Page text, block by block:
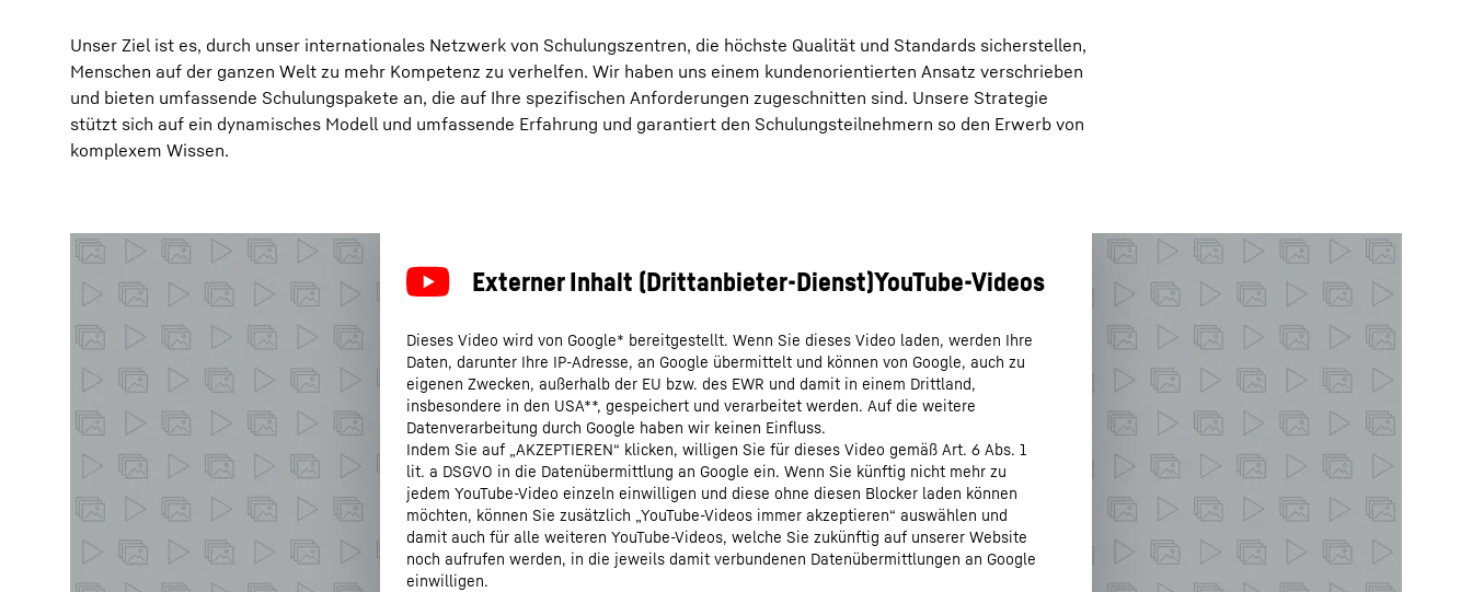
Unser Ziel ist es, durch unser internationales Netzwerk von Schulungszentren, die höchste Qualität und Standards sicherstellen,
Menschen auf der ganzen Welt zu mehr Kompetenz zu verhelfen. Wir haben uns einem kundenorientierten Ansatz verschrieben
und bieten umfassende Schulungspakete an, die auf Ihre spezifischen Anforderungen zugeschnitten sind. Unsere Strategie
stützt sich auf ein dynamisches Modell und umfassende Erfahrung und garantiert den Schulungsteilnehmern so den Erwerb von
komplexem Wissen.
Dieses Video wird von Google* bereitgestellt. Wenn Sie dieses Video laden, werden Ihre
Daten, darunter Ihre IP-Adresse, an Google übermittelt und können von Google, auch zu
eigenen Zwecken, außerhalb der EU bzw. des EWR und damit in einem Drittland,
insbesondere in den USA**, gespeichert und verarbeitet werden. Auf die weitere
Datenverarbeitung durch Google haben wir keinen Einfluss.
Indem Sie auf „AKZEPTIEREN“ klicken, willigen Sie für dieses Video gemäß Art. 6 Abs. 1
lit. a DSGVO in die Datenübermittlung an Google ein. Wenn Sie künftig nicht mehr zu
jedem YouTube-Video einzeln einwilligen und diese ohne diesen Blocker laden können
möchten, können Sie zusätzlich „YouTube-Videos immer akzeptieren“ auswählen und
damit auch für alle weiteren YouTube-Videos, welche Sie zukünftig auf unserer Website
noch aufrufen werden, in die jeweils damit verbundenen Datenübermittlungen an Google
einwilligen.